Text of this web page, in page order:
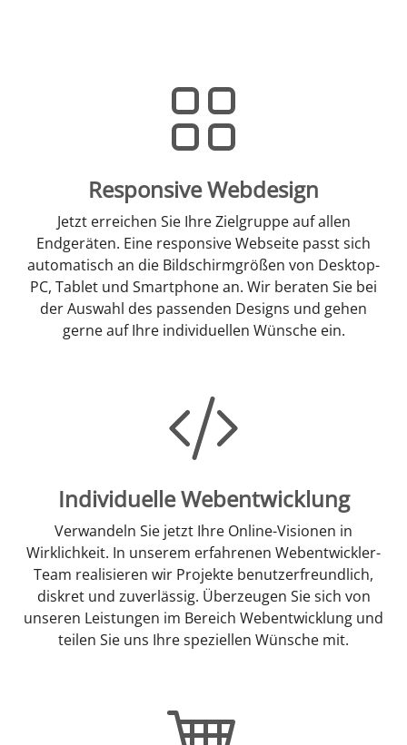
Responsive Webdesign
Jetzt erreichen Sie Ihre Zielgruppe auf allen
Endgeräten. Eine responsive Webseite passt sich
automatisch an die Bildschirmgrößen von Desktop-
PC, Tablet und Smartphone an. Wir beraten Sie bei
der Auswahl des passenden Designs und gehen
gerne auf Ihre individuellen Wünsche ein.
Individuelle Webentwicklung
Verwandeln Sie jetzt Ihre Online-Visionen in
Wirklichkeit. In unserem erfahrenen Webentwickler-
Team realisieren wir Projekte benutzerfreundlich,
diskret und zuverlässig. Überzeugen Sie sich von
unseren Leistungen im Bereich Webentwicklung und
teilen Sie uns Ihre speziellen Wünsche mit.